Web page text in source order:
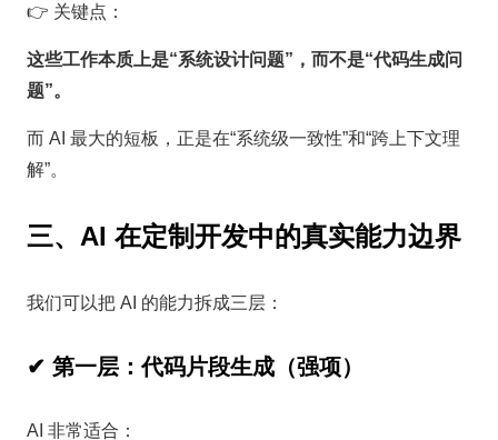
👉 关键点：
这些工作本质上是“系统设计问题”，而不是“代码生成问
题”。
而 AI 最大的短板，正是在“系统级一致性”和“跨上下文理
解”。
三、AI 在定制开发中的真实能力边界
我们可以把 AI 的能力拆成三层：
✔ 第一层：代码片段生成（强项）
AI 非常适合：